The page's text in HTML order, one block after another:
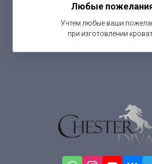
Любые
Учтем любые ваши
при изготовлении